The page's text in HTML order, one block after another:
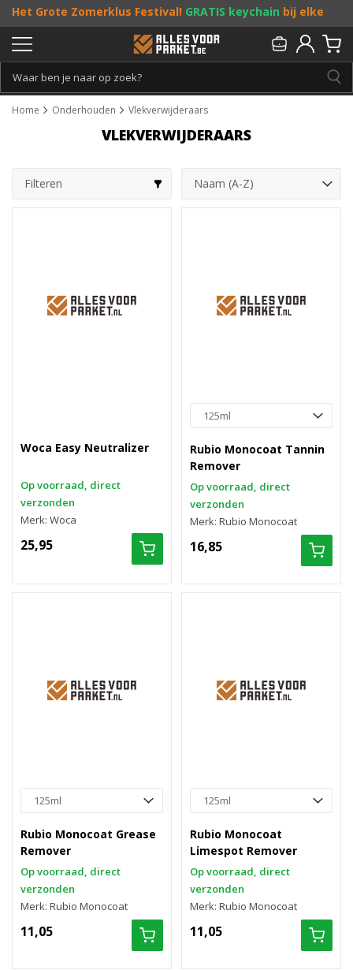
Het Grote Zomerklus Festival! GRATIS keychain bij elke
bestelling vanaf €25, entoffe acties! Doe je mee?
Persoonlijk & gratis advies:013 - 207 00 01
Home Onderhouden Vlekverwijderaars
VLEKVERWIJDERAARS
Filteren
Woca Easy Neutralizer
Op voorraad, direct
verzonden
Merk: Woca
25,95
Rubio Monocoat Tannin
Remover
Op voorraad, direct
verzonden
Merk: Rubio Monocoat
16,85
Rubio Monocoat Grease
Remover
Op voorraad, direct
verzonden
Merk: Rubio Monocoat
11,05
Rubio Monocoat
Limespot Remover
Op voorraad, direct
verzonden
Merk: Rubio Monocoat
11,05